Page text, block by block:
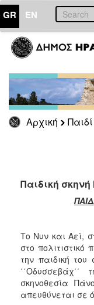
GR EN
Αρχική Παιδί
ΠΑΙΔΙ
για
Παιδιά
Παιδική
Το Νυν και Αεί,
στο πολιτιστικό
την παιδική
σκηνοθεσία
απευθύνεται σε